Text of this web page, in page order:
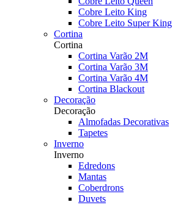
Cobre Leito King
Cobre Leito Super King
Cortina
Cortina
Cortina Varão 2M
Cortina Varão 3M
Cortina Varão 4M
Cortina Blackout
Decoração
Decoração
Almofadas Decorativas
Tapetes
Inverno
Inverno
Edredons
Mantas
Coberdrons
Duvets